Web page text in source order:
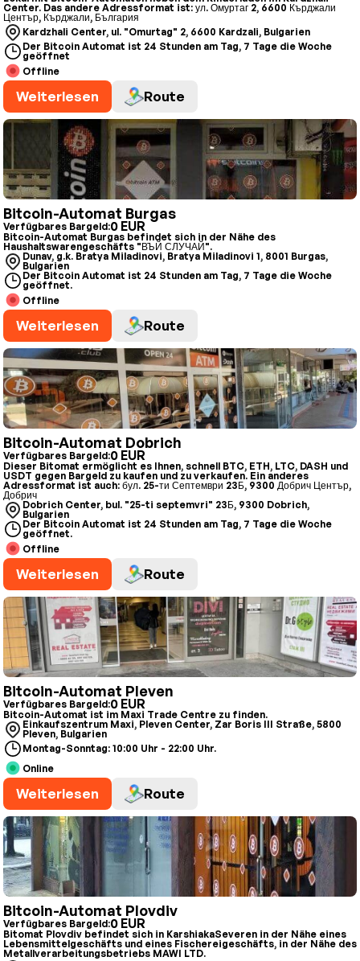
Center. Das andere Adressformat ist: ул. Омуртаг 2, 6600 Кърджали
Център, Кърджали, България
Kardzhali Center, ul. "Omurtag" 2, 6600 Kardzali, Bulgarien
Der Bitcoin Automat ist 24 Stunden am Tag, 7 Tage die Woche
geöffnet
Offline
Weiterlesen Route
Bitcoin-Automat Burgas
Verfügbares Bargeld:0 EUR
Bitcoin-Automat Burgas befindet sich in der Nähe des
Haushaltswarengeschäfts "ВЪЙ СЛУЧАЙ".
Dunav, g.k. Bratya Miladinovi, Bratya Miladinovi 1, 8001 Burgas,
Bulgarien
Der Bitcoin Automat ist 24 Stunden am Tag, 7 Tage die Woche
geöffnet.
Offline
Weiterlesen Route
Bitcoin-Automat Dobrich
Verfügbares Bargeld:0 EUR
Dieser Bitomat ermöglicht es Ihnen, schnell BTC, ETH, LTC, DASH und
USDT gegen Bargeld zu kaufen und zu verkaufen. Ein anderes
Adressformat ist auch: бул. 25-ти Септември 23Б, 9300 Добрич Център,
Добрич
Dobrich Center, bul. "25-ti septemvri" 23Б, 9300 Dobrich,
Bulgarien
Der Bitcoin Automat ist 24 Stunden am Tag, 7 Tage die Woche
geöffnet.
Offline
Weiterlesen Route
Bitcoin-Automat Pleven
Verfügbares Bargeld:0 EUR
Bitcoin-Automat ist im Maxi Trade Centre zu finden.
Einkaufszentrum Maxi, Pleven Center, Zar Boris III Straße, 5800
Pleven, Bulgarien
Montag-Sonntag: 10:00 Uhr - 22:00 Uhr.
Online
Weiterlesen Route
Bitcoin-Automat Plovdiv
Verfügbares Bargeld:0 EUR
Bitomat Plovdiv befindet sich in KarshiakaSeveren in der Nähe eines
Lebensmittelgeschäfts und eines Fischereigeschäfts, in der Nähe des
Metallverarbeitungsbetriebs MAWI LTD.